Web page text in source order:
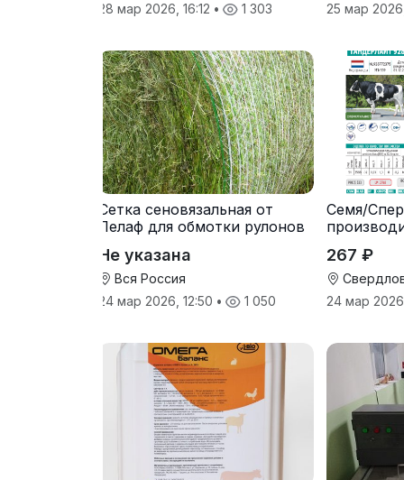
28 мар 2026, 16:12 • 1 303 25 мар
Сетка сеновязальная от
Лелаф для обмотки рулонов
Не указана
Вся Россия
24 мар 2026, 12:50 • 1 050
Семя/
267 ₽
24 мар